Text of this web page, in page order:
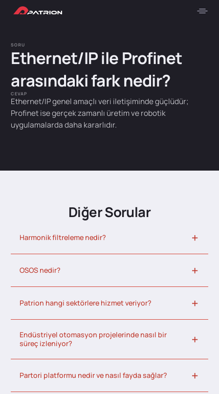
SORU
Ethernet/IP ile Profinet
arasındaki fark nedir?
CEVAP
Ethernet/IP genel amaçlı veri iletişiminde güçlüdür;
Profinet ise gerçek zamanlı üretim ve robotik
uygulamalarda daha kararlıdır.
Diğer Sorular
Harmonik filtreleme nedir?
OSOS nedir?
Patrion hangi sektörlere hizmet veriyor?
Endüstriyel otomasyon projelerinde nasıl bir
süreç izleniyor?
Partori platformu nedir ve nasıl fayda sağlar?